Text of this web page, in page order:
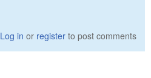
Log in or register to post comments